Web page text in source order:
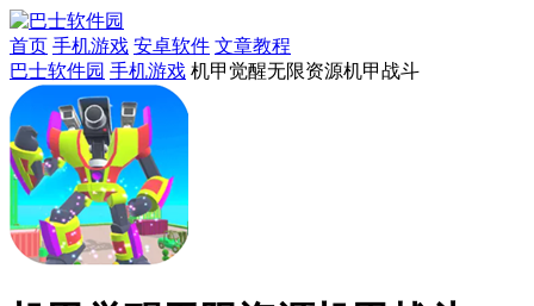
首页 手机游戏 安卓软件 文章教程
巴士软件园 手机游戏 机甲觉醒无限资源机甲战斗